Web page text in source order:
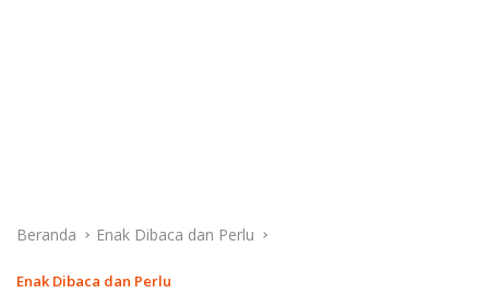
Beranda Enak Dibaca dan Perlu
Enak Dibaca dan Perlu